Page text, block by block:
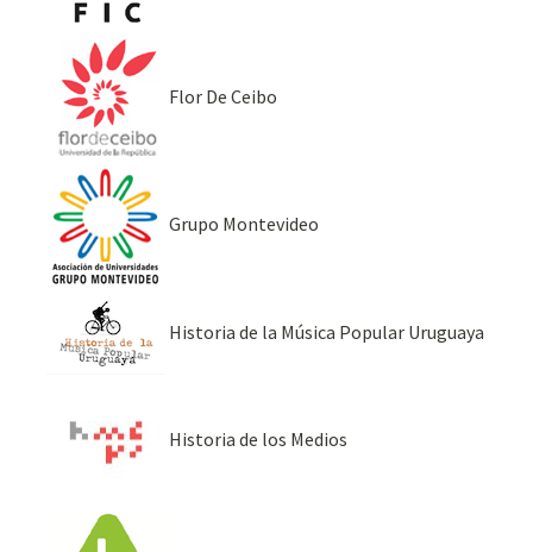
Flor De Ceibo
Grupo Montevideo
Historia de la Música Popular Uruguaya
Historia de los Medios